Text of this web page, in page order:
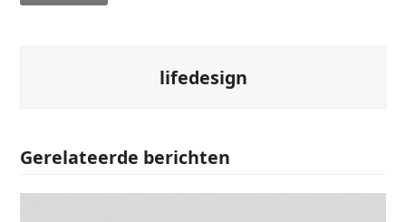
lifedesign
Gerelateerde berichten